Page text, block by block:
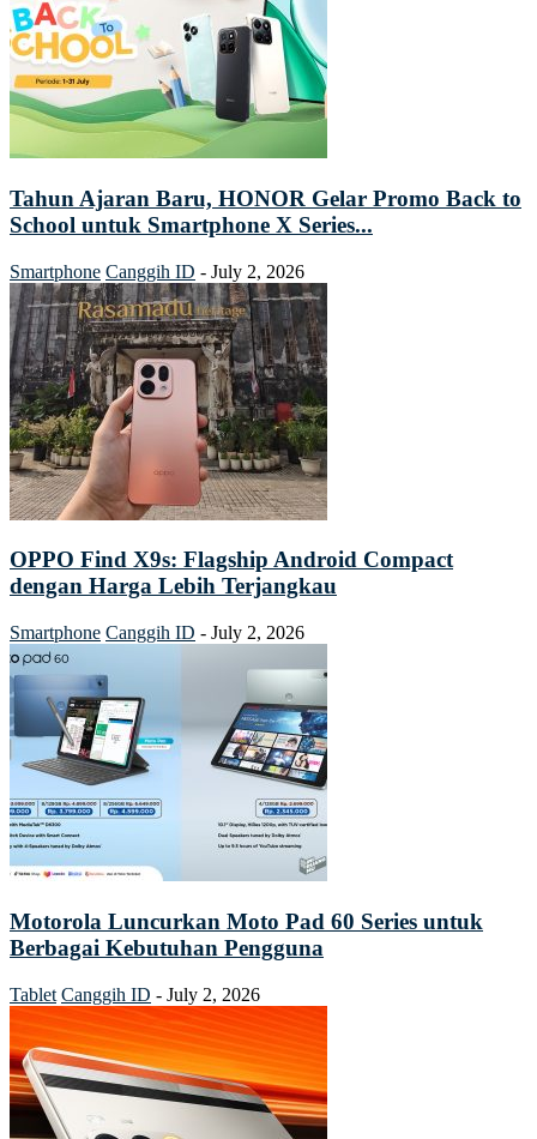
Tahun Ajaran Baru, HONOR Gelar Promo Back to
School untuk Smartphone X Series...
Smartphone Canggih ID - July 2, 2026
OPPO Find X9s: Flagship Android Compact
dengan Harga Lebih Terjangkau
Smartphone Canggih ID - July 2, 2026
Motorola Luncurkan Moto Pad 60 Series untuk
Berbagai Kebutuhan Pengguna
Tablet Canggih ID - July 2, 2026